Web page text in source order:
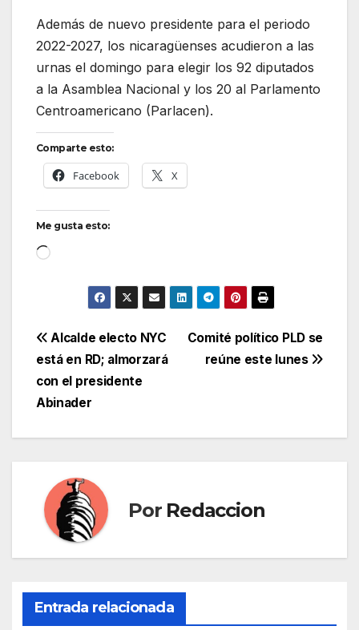
Además de nuevo presidente para el periodo
2022-2027, los nicaragüenses acudieron a las
urnas el domingo para elegir los 92 diputados
a la Asamblea Nacional y los 20 al Parlamento
Centroamericano (Parlacen).
Comparte esto:
Facebook X
Me gusta esto:
Cargando...
Navegación
de
entradas
Comité político PLD se
reúne este lunes
Alcalde electo NYC
está en RD; almorzará
con el presidente
Abinader
Por Redaccion
Entrada relacionada